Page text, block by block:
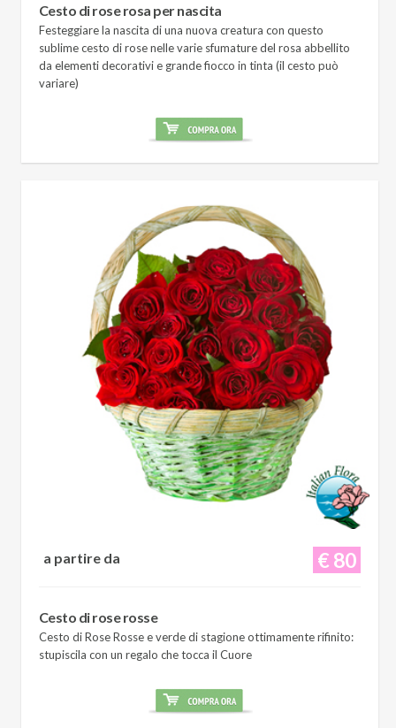
Cesto di rose rosa per nascita
Festeggiare la nascita di una nuova creatura con questo
sublime cesto di rose nelle varie sfumature del rosa abbellito
da elementi decorativi e grande fiocco in tinta (il cesto può
variare)
€ 80
a partire da
Cesto di rose rosse
Cesto di Rose Rosse e verde di stagione ottimamente rifinito:
stupiscila con un regalo che tocca il Cuore